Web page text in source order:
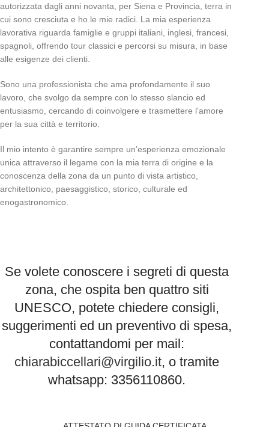
autorizzata dagli anni novanta, per Siena e Provincia, terra in
cui sono cresciuta e ho le mie radici. La mia esperienza
lavorativa riguarda famiglie e gruppi italiani, inglesi, francesi,
spagnoli, offrendo tour classici e percorsi su misura, in base
alle esigenze dei clienti.
Sono una professionista che ama profondamente il suo
lavoro, che svolgo da sempre con lo stesso slancio ed
entusiasmo, cercando di coinvolgere e trasmettere l’amore
per la sua città e territorio.
Il mio intento è garantire sempre un’esperienza emozionale
unica attraverso il legame con la mia terra di origine e la
conoscenza della zona da un punto di vista artistico,
architettonico, paesaggistico, storico, culturale ed
enogastronomico.
Se volete conoscere i segreti di questa
zona, che ospita ben quattro siti
UNESCO, potete chiedere consigli,
suggerimenti ed un preventivo di spesa,
contattandomi per mail:
chiarabiccellari@virgilio.it, o tramite
whatsapp: 3356110860.